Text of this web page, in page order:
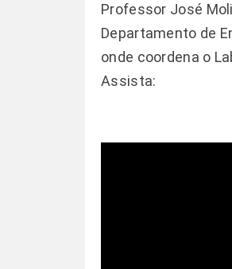
Professor José
Departamento de
onde coordena o
Assista: